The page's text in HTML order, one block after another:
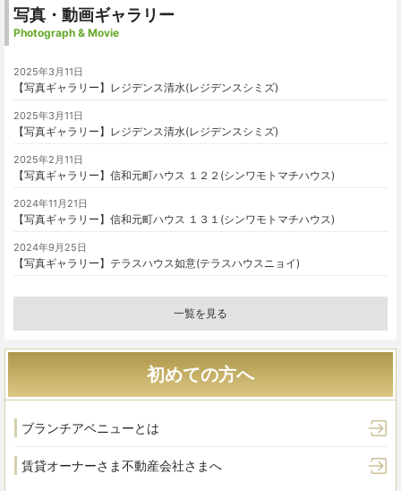
写真・動画ギャラリー
Photograph & Movie
2025年3月11日
【写真ギャラリー】レジデンス清水(レジデンスシミズ)
2025年3月11日
【写真ギャラリー】レジデンス清水(レジデンスシミズ)
2025年2月11日
【写真ギャラリー】信和元町ハウス １２２(シンワモトマチハウス)
2024年11月21日
【写真ギャラリー】信和元町ハウス １３１(シンワモトマチハウス)
2024年9月25日
【写真ギャラリー】テラスハウス如意(テラスハウスニョイ)
一覧を見る
初めての方へ
ブランチアベニューとは
賃貸オーナーさま不動産会社さまへ